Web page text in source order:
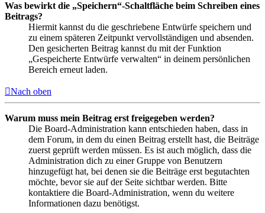
Was bewirkt die „Speichern“-Schaltfläche beim Schreiben eines
Beitrags?
Hiermit kannst du die geschriebene Entwürfe speichern und
zu einem späteren Zeitpunkt vervollständigen und absenden.
Den gesicherten Beitrag kannst du mit der Funktion
„Gespeicherte Entwürfe verwalten“ in deinem persönlichen
Bereich erneut laden.
Nach oben
Warum muss mein Beitrag erst freigegeben werden?
Die Board-Administration kann entschieden haben, dass in
dem Forum, in dem du einen Beitrag erstellt hast, die Beiträge
zuerst geprüft werden müssen. Es ist auch möglich, dass die
Administration dich zu einer Gruppe von Benutzern
hinzugefügt hat, bei denen sie die Beiträge erst begutachten
möchte, bevor sie auf der Seite sichtbar werden. Bitte
kontaktiere die Board-Administration, wenn du weitere
Informationen dazu benötigst.